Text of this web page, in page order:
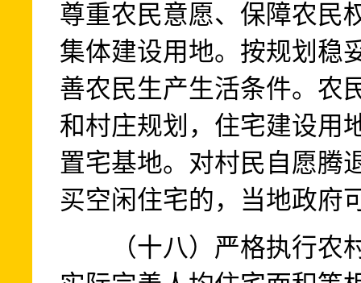
尊重农民意愿、保障农民
集体建设用地。按规划稳
善农民生产生活条件。农
和村庄规划，住宅建设用
置宅基地。对村民自愿腾
买空闲住宅的，当地政府
（十八）严格执行农村